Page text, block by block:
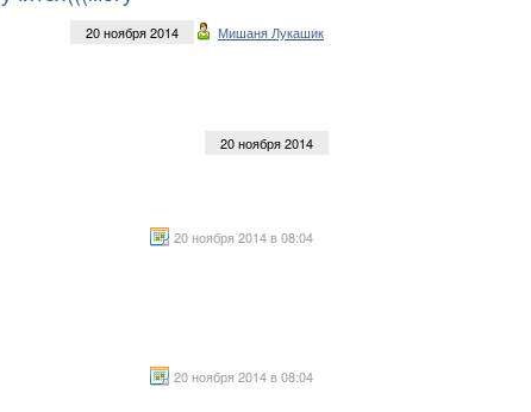
Мишаня Лукашик
20 ноября 2014
20 ноября 2014
20 ноября 2014 в 08:04
20 ноября 2014 в 08:04